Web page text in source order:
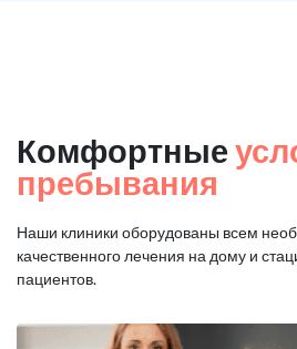
Комфортные
пребывания
Наши клиники оборудованы всем
качественного лечения на дому и
пациентов.